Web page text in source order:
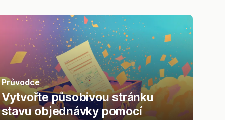
Průvodce
Vytvořte působivou stránku
stavu objednávky pomocí